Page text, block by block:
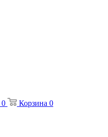
0 Корзина 0